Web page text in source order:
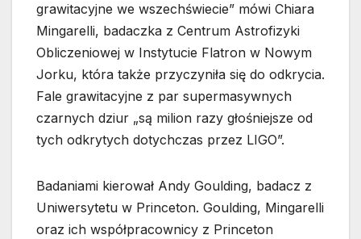
grawitacyjne we wszechświecie” mówi Chiara
Mingarelli, badaczka z Centrum Astrofizyki
Obliczeniowej w Instytucie Flatron w Nowym
Jorku, która także przyczyniła się do odkrycia.
Fale grawitacyjne z par supermasywnych
czarnych dziur „są milion razy głośniejsze od
tych odkrytych dotychczas przez LIGO”.
Badaniami kierował Andy Goulding, badacz z
Uniwersytetu w Princeton. Goulding, Mingarelli
oraz ich współpracownicy z Princeton